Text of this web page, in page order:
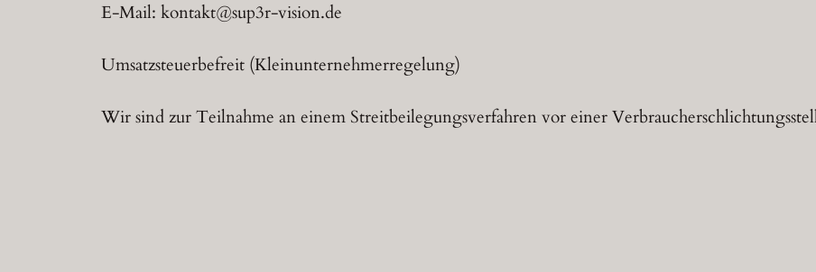
E-Mail: kontakt@sup3r-vision.de
Umsatzsteuerbefreit (Kleinunternehmerregelung)
Wir sind zur Teilnahme an einem Streitbeilegungsverfahren vor einer